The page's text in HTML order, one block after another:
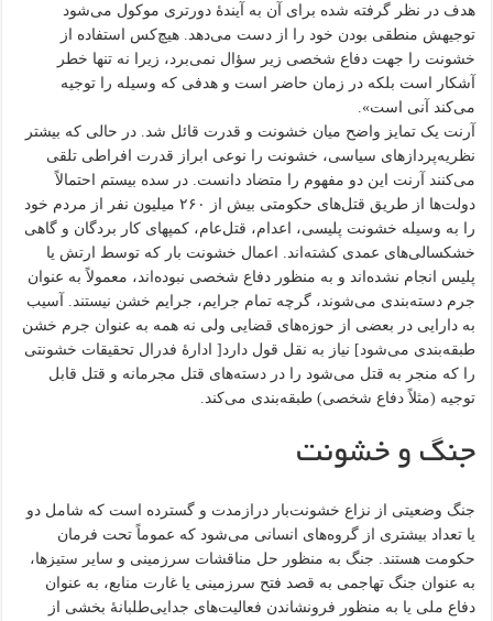
هدف در نظر گرفته شده برای آن به آیندهٔ دورتری موکول می‌شود
توجیهش منطقی بودن خود را از دست می‌دهد. هیچ‌کس استفاده از
خشونت را جهت دفاع شخصی زیر سؤال نمی‌برد، زیرا نه تنها خطر
آشکار است بلکه در زمان حاضر است و هدفی که وسیله را توجیه
می‌کند آنی است».
آرنت یک تمایز واضح میان خشونت و قدرت قائل شد. در حالی که بیشتر
نظریه‌پردازهای سیاسی، خشونت را نوعی ابراز قدرت افراطی تلقی
می‌کنند آرنت این دو مفهوم را متضاد دانست. در سده بیستم احتمالاً
دولت‌ها از طریق قتل‌های حکومتی بیش از ۲۶۰ میلیون نفر از مردم خود
را به وسیله خشونت پلیسی، اعدام، قتل‌عام، کمپهای کار بردگان و گاهی
خشکسالی‌های عمدی کشته‌اند. اعمال خشونت بار که توسط ارتش یا
پلیس انجام نشده‌اند و به منظور دفاع شخصی نبوده‌اند، معمولاً به عنوان
جرم دسته‌بندی می‌شوند، گرچه تمام جرایم، جرایم خشن نیستند. آسیب
به دارایی در بعضی از حوزه‌های قضایی ولی نه همه به عنوان جرم خشن
طبقه‌بندی می‌شود] نیاز به نقل قول دارد[ ادارهٔ فدرال تحقیقات خشونتی
را که منجر به قتل می‌شود را در دسته‌های قتل مجرمانه و قتل قابل
توجیه (مثلاً دفاع شخصی) طبقه‌بندی می‌کند.
جنگ و خشونت
جنگ وضعیتی از نزاع خشونت‌بار درازمدت و گسترده است که شامل دو
یا تعداد بیشتری از گروه‌های انسانی می‌شود که عموماً تحت فرمان
حکومت هستند. جنگ به منظور حل مناقشات سرزمینی و سایر ستیزها،
به عنوان جنگ تهاجمی به قصد فتح سرزمینی یا غارت منابع، به عنوان
دفاع ملی یا به منظور فرونشاندن فعالیت‌های جدایی‌طلبانهٔ بخشی از